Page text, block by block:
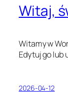
Witaj,
Witamy w
Edytuj go lub
2026-04-12